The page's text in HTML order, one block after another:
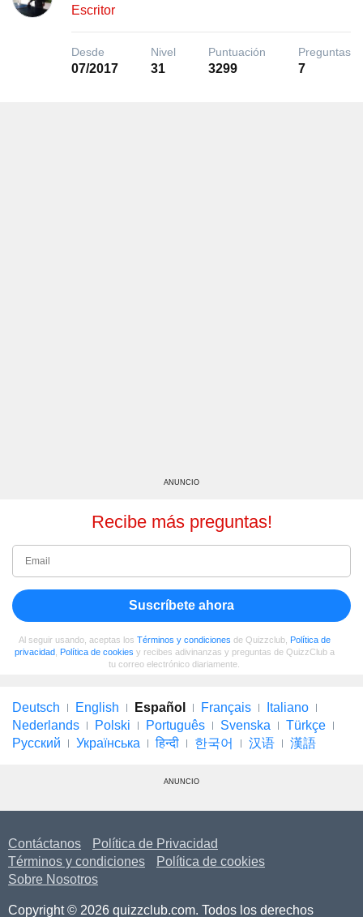
Escritor
Desde
07/2017
Nivel
31
Puntuación
3299
Preguntas
7
ANUNCIO
Recibe más preguntas!
Suscríbete ahora
Al seguir usando, aceptas los Términos y condiciones de Quizzclub, Política de
privacidad, Política de cookies y recibes adivinanzas y preguntas de QuizzClub a
tu correo electrónico diariamente.
Deutsch English Español Français
Italiano
Nederlands
Polski Português Svenska
Türkçe
Русский
Українська हिन्दी 한국어 汉语 漢語
ANUNCIO
Contáctanos
Política de Privacidad
Términos y condiciones
Política de cookies
Sobre Nosotros
Copyright © 2026 quizzclub.com. Todos los derechos